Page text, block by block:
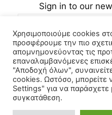
Sign in to our
Copyrights
Χρησιμοποιούμε cookies
προσφέρουμε την πιο
απομνημονεύοντας τις
επαναλαμβανόμενες
"Αποδοχή όλων",
cookies. Ωστόσο, μπορείτε
Settings" για να παράσχετε
συγκατάθεση.